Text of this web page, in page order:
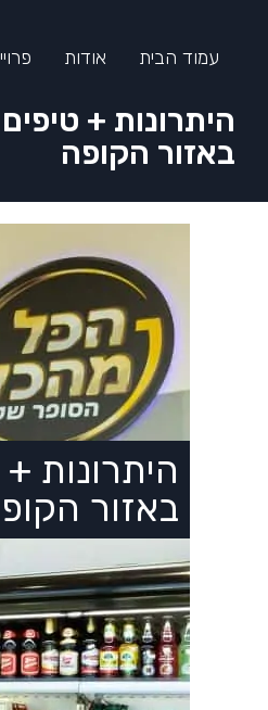
עמוד הבית אודות
היתרונות +
באזור הקופה
היתרונות
באזור